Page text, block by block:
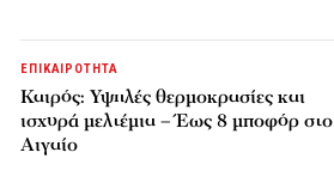
ΕΠΙΚΑΙΡΟΤΗΤΑ
Καιρός: Υψηλές θερμοκρασίες και
ισχυρά μελτέμια – Έως 8 μποφόρ στο
Αιγαίο